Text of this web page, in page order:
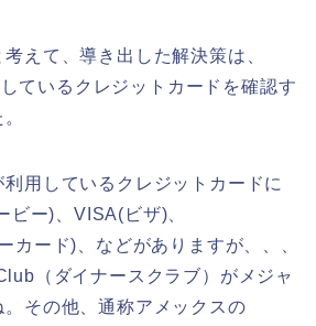
えて、導き出した解決策は、
ているクレジットカードを確認す
用しているクレジットカードに
ビー)、VISA(ビザ)、
カード)、などがありますが、、、
（ダイナースクラブ）がメジャ
その他、通称アメックスの